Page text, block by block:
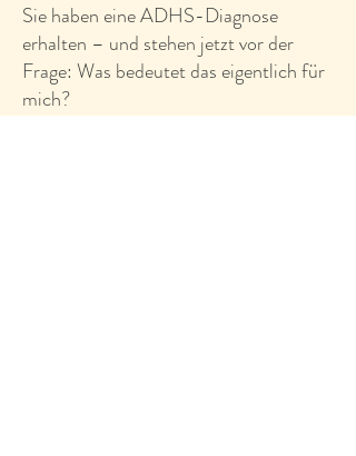
Sie haben eine ADHS-Diagnose
erhalten – und stehen jetzt vor der
Frage: Was bedeutet das eigentlich für
mich?